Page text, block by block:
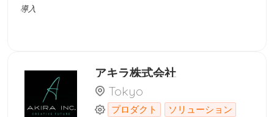
で豊富な人件費を活用してコスト削減を図るため、世界中から多
果的で評判の良い求人検索サイトで、毎日何千もの新しい求人を
更新します。 Devwork.vn は、雇用主と候補者および採用スペシ
ャリストを結びつけるのに役立つテクノロジー製品で、採用プロ
セスを徐々に閉鎖的かつ迅速かつ高品質なものにしていきます。
ス MySQL、PostgreSQL、SQLite Oracle、DB2 MongoDB, Redis,
Ocean ・ Google Firebase
導入
アキラ株式会社
Tokyo
プロダクト
ソリューション